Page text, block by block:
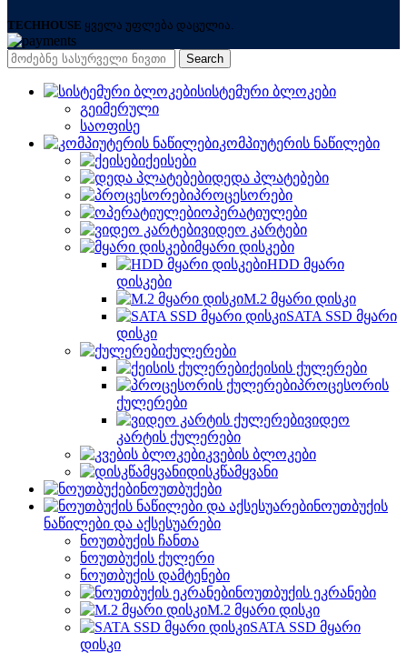
TECHHOUSE ყველა უფლება დაცულია.
Search
სისტემური ბლოკები
გეიმერული
საოფისე
კომპიუტერის ნაწილები
ქეისები
დედა პლატებები
პროცესორები
ოპერატიულები
ვიდეო კარტები
მყარი დისკები
HDD მყარი
დისკები
M.2 მყარი დისკი
SATA SSD მყარი
დისკი
ქულერები
ქეისის ქულერები
პროცესორის
ქულერები
ვიდეო
კარტის ქულერები
კვების ბლოკები
დისკწამყვანი
ნოუთბუქები
ნოუთბუქის
ნაწილები და აქსესუარები
ნოუთბუქის ჩანთა
ნოუთბუქის ქულერი
ნოუთბუქის დამტენები
ნოუთბუქის ეკრანები
M.2 მყარი დისკი
SATA SSD მყარი
დისკი